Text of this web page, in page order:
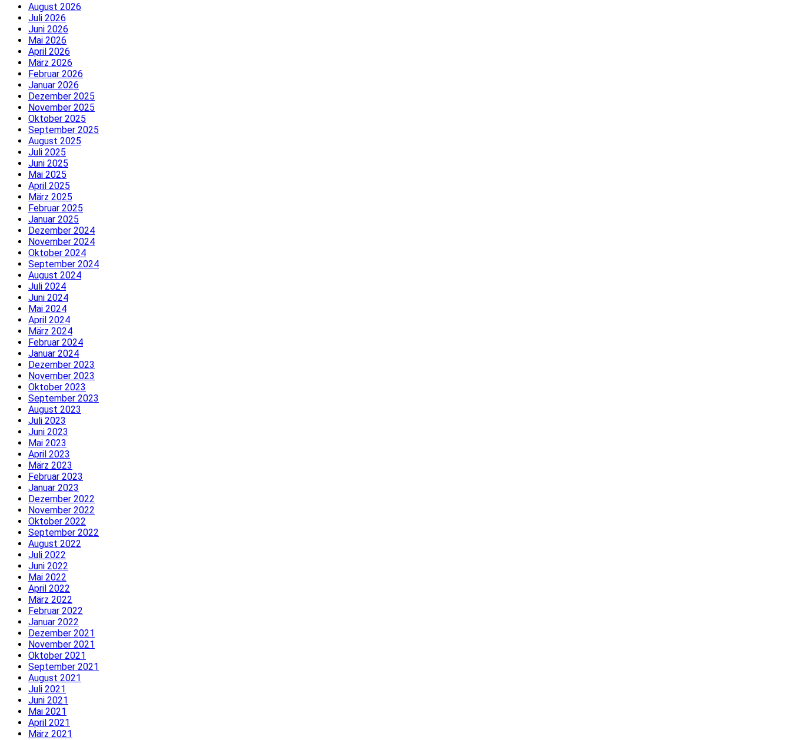
August 2026
Juli 2026
Juni 2026
Mai 2026
April 2026
März 2026
Februar 2026
Januar 2026
Dezember 2025
November 2025
Oktober 2025
September 2025
August 2025
Juli 2025
Juni 2025
Mai 2025
April 2025
März 2025
Februar 2025
Januar 2025
Dezember 2024
November 2024
Oktober 2024
September 2024
August 2024
Juli 2024
Juni 2024
Mai 2024
April 2024
März 2024
Februar 2024
Januar 2024
Dezember 2023
November 2023
Oktober 2023
September 2023
August 2023
Juli 2023
Juni 2023
Mai 2023
April 2023
März 2023
Februar 2023
Januar 2023
Dezember 2022
November 2022
Oktober 2022
September 2022
August 2022
Juli 2022
Juni 2022
Mai 2022
April 2022
März 2022
Februar 2022
Januar 2022
Dezember 2021
November 2021
Oktober 2021
September 2021
August 2021
Juli 2021
Juni 2021
Mai 2021
April 2021
März 2021